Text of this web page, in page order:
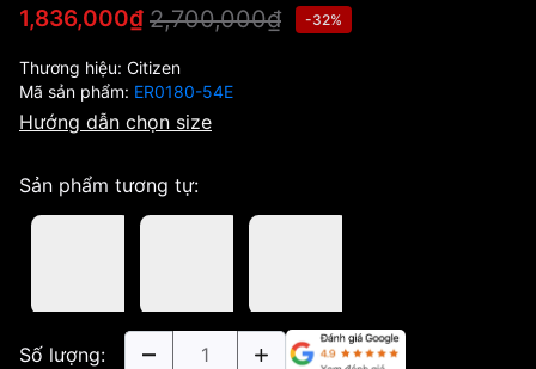
1,836,000₫ 2,700,000₫ -32%
Thương hiệu: Citizen
Mã sản phẩm: ER0180-54E
Hướng dẫn chọn size
Sản phẩm tương tự:
Số lượng: